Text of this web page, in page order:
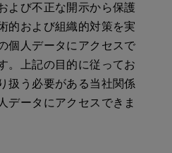
よび不正な開示から保護
的および組織的対策を実
個人データにアクセスで
。上記の目的に従ってお
扱う必要がある当社関係
データにアクセスできま